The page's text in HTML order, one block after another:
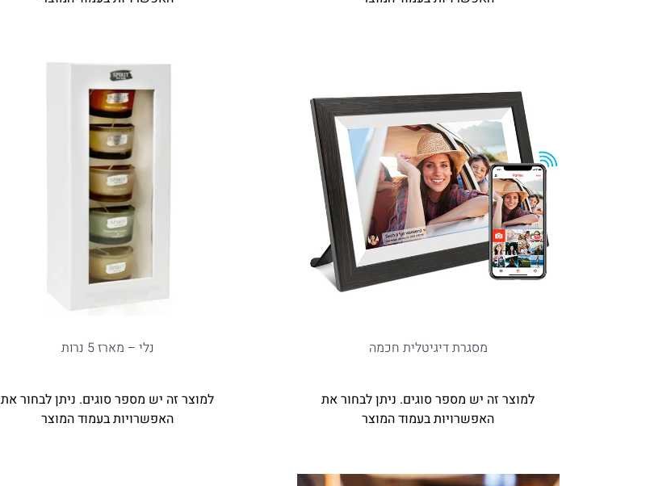
מסגרת דיגיטלית חכמה
למוצר זה יש מספר סוגים. ניתן לבחור את
האפשרויות בעמוד המוצר
נלי – מארז 5 נרות
למוצר זה יש מספר סוגים. ניתן לבחור את
האפשרויות בעמוד המוצר